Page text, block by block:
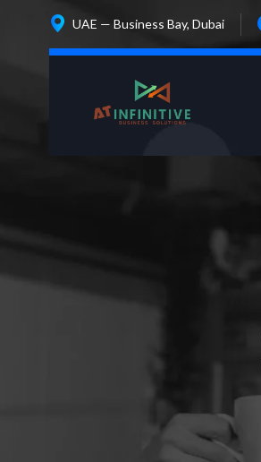
UAE — Business Bay, Dubai